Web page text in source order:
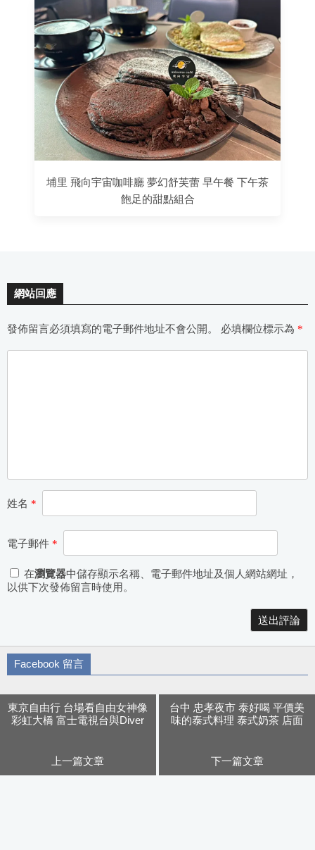
埔里 飛向宇宙咖啡廳 夢幻舒芙蕾 早午餐 下午茶
飽足的甜點組合
網站回應
發佈留言必須填寫的電子郵件地址不會公開。 必填欄位標示為 *
姓名 *
電子郵件 *
在瀏覽器中儲存顯示名稱、電子郵件地址及個人網站網址，
以供下次發佈留言時使用。
Facebook 留言
東京自由行 台場看自由女神像
彩虹大橋 富士電視台與Diver
上一篇文章
台中 忠孝夜市 泰好喝 平價美
味的泰式料理 泰式奶茶 店面
下一篇文章